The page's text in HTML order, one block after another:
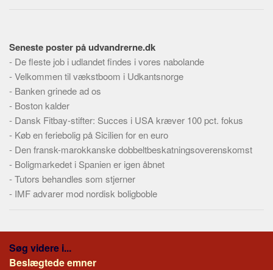
Dokumenttyper
Personer
Steder
Kilder
Om
Webstedet
Forhistorien
Redigering
Tekstannoncer
Seneste poster på udvandrerne.dk
- De fleste job i udlandet findes i vores nabolande
-Velkommen til vækstboom i Udkantsnorge
- Banken grinede ad os
- Boston kalder
- Dansk Fitbay-stifter: Succes i USA kræver 100 pct. fokus
- Køb en feriebolig på Sicilien for en euro
- Den fransk-marokkanske dobbeltbeskatningsoverenskomst
- Boligmarkedet i Spanien er igen åbnet
-Tutors behandles som stjerner
- IMF advarer mod nordisk boligboble
Søg videre i...
Beslægtede emner